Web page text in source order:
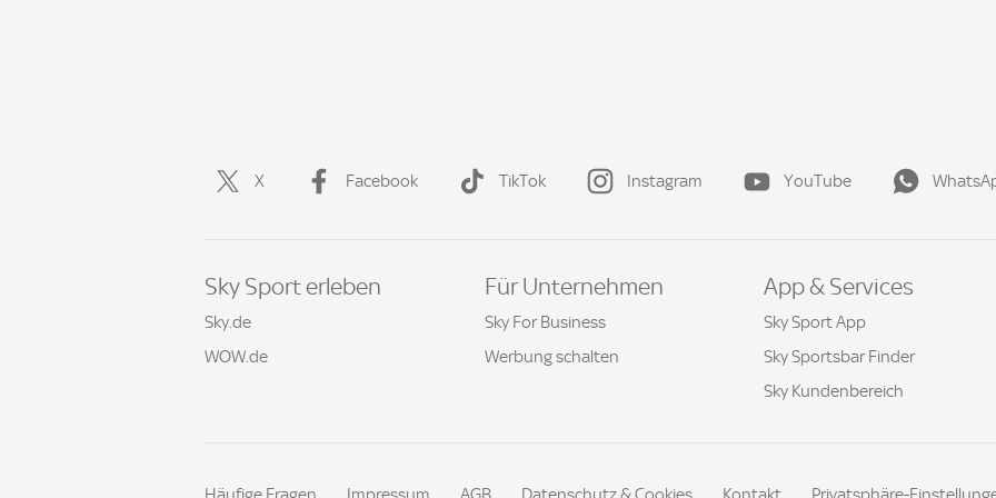
X Facebook TikTok Instagram YouTube
Sky Sport erleben
Sky.de
WOW.de
Für Unternehmen
Sky For Business
Werbung schalten
App & Services
Sky Sport App
Sky Sportsbar Finder
Sky Kundenbereich